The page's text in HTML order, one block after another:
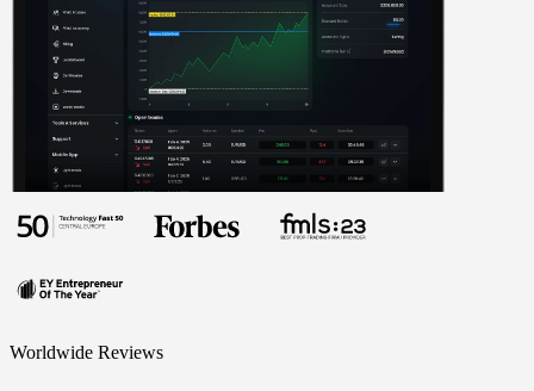
Worldwide Reviews